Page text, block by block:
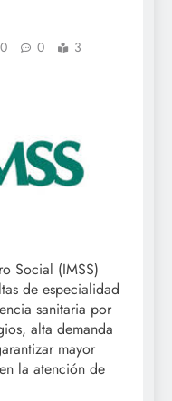
0
3
Social (IMSS)
de especialidad
sanitaria por
alta demanda
mayor
la atención de